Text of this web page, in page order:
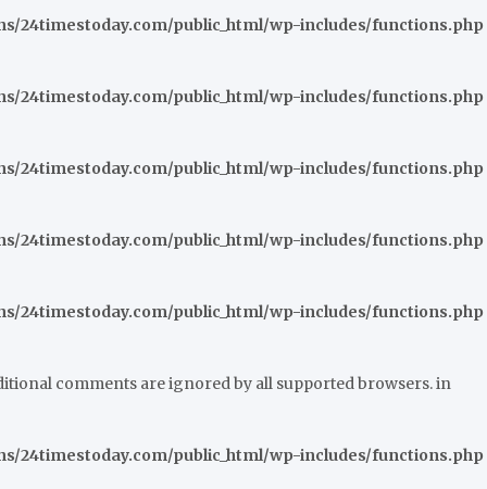
24timestoday.com/public_html/wp-includes/functions.php
24timestoday.com/public_html/wp-includes/functions.php
24timestoday.com/public_html/wp-includes/functions.php
24timestoday.com/public_html/wp-includes/functions.php
24timestoday.com/public_html/wp-includes/functions.php
comments are ignored by all supported browsers. in
24timestoday.com/public_html/wp-includes/functions.php